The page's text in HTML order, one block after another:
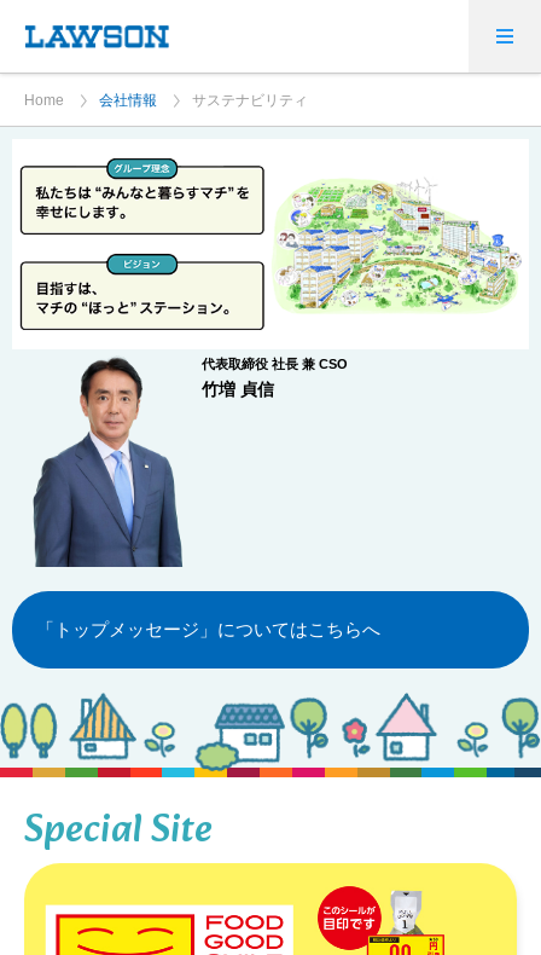
Home 会社情報 サステナビリティ
代表取締役 社長 兼 CSO
竹増 貞信
「トップメッセージ」についてはこちらへ
Special Site